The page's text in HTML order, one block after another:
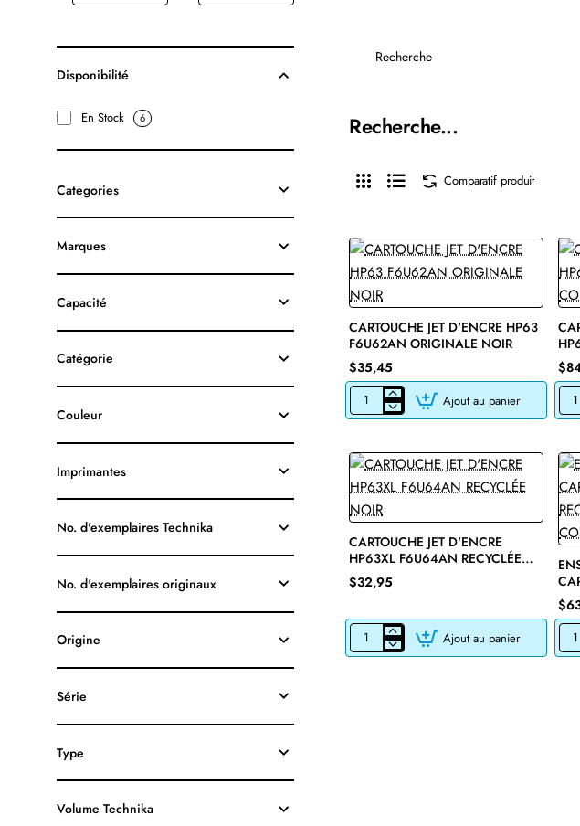
Disponibilité
En Stock 6
Categories
Marques
Capacité
Catégorie
Couleur
Imprimantes
No. d'exemplaires Technika
No. d'exemplaires originaux
Origine
Série
Type
Volume Technika
Recherche
Recherche...
Comparatif produit
CARTOUCHE JET D'ENCRE HP63
F6U62AN ORIGINALE NOIR
$35,45
CARTOUCHE
JET
HP63
F6U62AN
ORIGINALE
NOIR
Ajout au panier
JET
🔥 Bestseller
CARTOUCHE JET D'ENCRE
HP63XL F6U64AN RECYCLÉE
NOIR
$32,95
CARTOUCHE
JET
Ajout au panier